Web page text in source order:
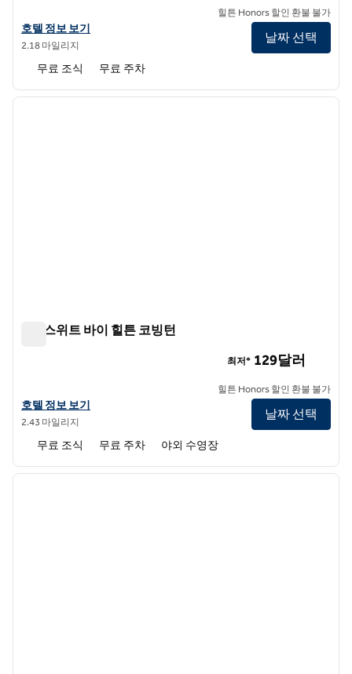
홈우드 스위트 바이 힐튼 코빙턴의 호텔 정보 보기
호텔 정보 보기
2.18 마일리지
힐튼 Honors 할인 환불 불가
날짜 선택
무료 조식 무료 주차
1/12
다음
홈2 스위트 바이 힐튼 코빙턴
홈2 스위트 바이 힐튼 코빙턴의 호텔 정보 보기
호텔 정보 보기
2.43 마일리지
최저* 129달러
힐튼 Honors 할인 환불 불가
날짜 선택
무료 조식 무료 주차 야외 수영장
1/12
다음